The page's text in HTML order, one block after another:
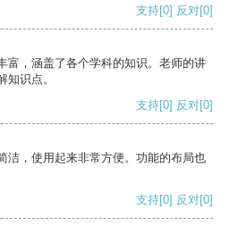
支持[0] 反对[0]
富，涵盖了各个学科的知识。老师的讲
识点。
支持[0] 反对[0]
洁，使用起来非常方便。功能的布局也
支持[0] 反对[0]